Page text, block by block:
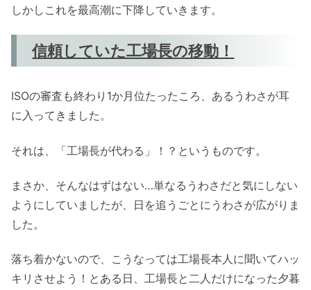
しかしこれを最高潮に下降していきます。
信頼していた工場長の移動！
ISOの審査も終わり1か月位たったころ、あるうわさが耳
に入ってきました。
それは、「工場長が代わる」！？というものです。
まさか、そんなはずはない…単なるうわさだと気にしない
ようにしていましたが、日を追うごとにうわさが広がりま
した。
落ち着かないので、こうなっては工場長本人に聞いてハッ
キリさせよう！とある日、工場長と二人だけになった夕暮